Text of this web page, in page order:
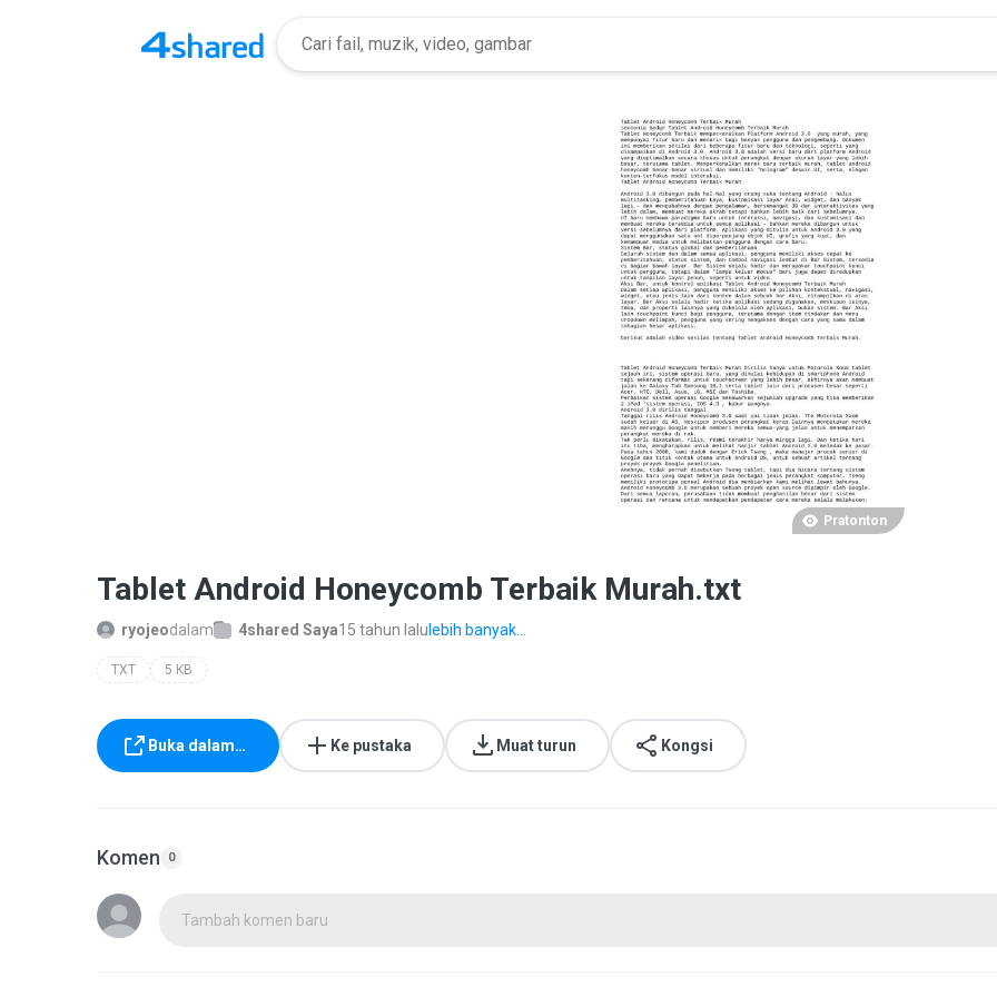
Pratonton
Tablet Android Honeycomb Terbaik Murah.txt
ryojeodalam 4shared Saya15 tahun lalu lebih banyak...
TXT 5 KB
Buka dalam… Ke pustaka Muat turun Kongsi
Komen 0
Tambah komen baru